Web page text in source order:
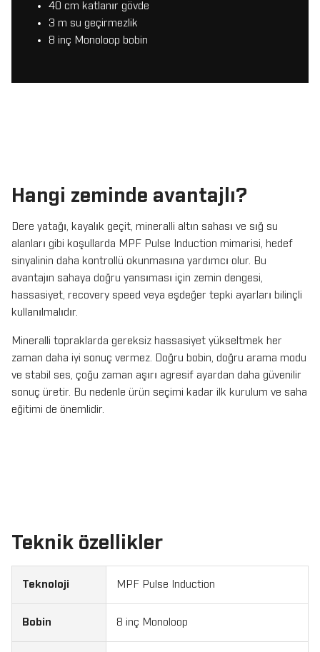
40 cm katlanır gövde
3 m su geçirmezlik
8 inç Monoloop bobin
Hangi zeminde avantajlı?
Dere yatağı, kayalık geçit, mineralli altın sahası ve sığ su
alanları gibi koşullarda MPF Pulse Induction mimarisi, hedef
sinyalinin daha kontrollü okunmasına yardımcı olur. Bu
avantajın sahaya doğru yansıması için zemin dengesi,
hassasiyet, recovery speed veya eşdeğer tepki ayarları bilinçli
kullanılmalıdır.
Mineralli topraklarda gereksiz hassasiyet yükseltmek her
zaman daha iyi sonuç vermez. Doğru bobin, doğru arama modu
ve stabil ses, çoğu zaman aşırı agresif ayardan daha güvenilir
sonuç üretir. Bu nedenle ürün seçimi kadar ilk kurulum ve saha
eğitimi de önemlidir.
Teknik özellikler
Teknoloji MPF Pulse Induction
Bobin 8 inç Monoloop